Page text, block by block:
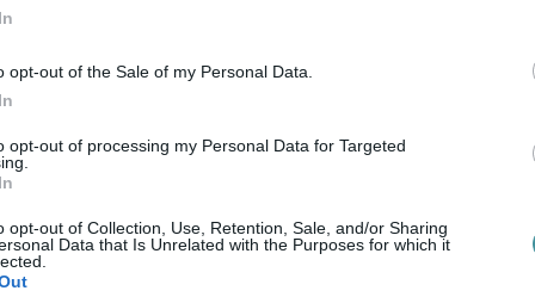
opt-out of the Sale of my Personal Data.
opt-out of processing my Personal Data for Targeted
opt-out of Collection, Use, Retention, Sale, and/or Sharing
Data that Is Unrelated with the Purposes for which it
ellátás.
a kazánok napi mintegy 300
tervezett hőtermeléshez összesen
szükség.
a szükséges tüzelőanyag 80
Ugyanakkor a nyilvánosan elérhető